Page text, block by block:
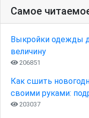
Самое
Выкройки одежды
величину
206851
Как сшить
своими руками:
203037